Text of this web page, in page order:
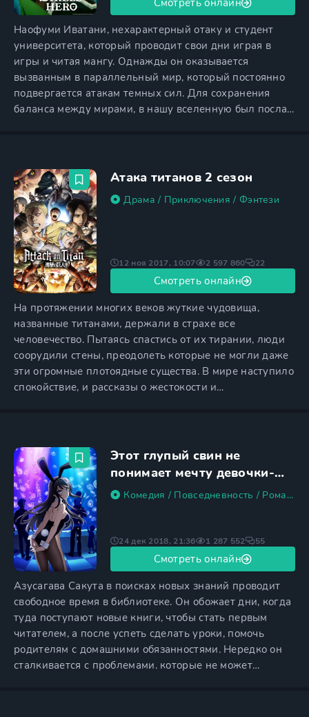
Наофуми Иватани, нехарактерный отаку и студент
университета, который проводит свои дни играя в
игры и читая мангу. Однажды он оказывается
вызванным в параллельный мир, который постоянно
подвергается атакам темных сил. Для сохранения
баланса между мирами, в нашу вселенную был послан
видами оружия: мечом, копьем, луком и щитом.
Наофуми один из четырех
Атака титанов 2 сезон
Драма / Приключения / Фэнтези
На протяжении многих веков жуткие чудовища,
названные титанами, держали в страхе все
человечество. Пытаясь спастись от их тирании, люди
соорудили стены, преодолеть которые не могли даже
эти огромные плотоядные существа. В мире наступило
спокойствие, и рассказы о жестокости и
они жили в постоянном страхе. Одному из гигантов
удается справиться с
12 ноя 2017, 10:07 2 597 860 22
Смотреть онлайн
Этот глупый свин не
понимает мечту девочки-
зайки
Комедия / Повседневность / Романтика
Азусагава Сакута в поисках новых знаний проводит
свободное время в библиотеке. Он обожает дни, когда
туда поступают новые книги, чтобы стать первым
читателем, а после успеть сделать уроки, помочь
родителям с домашними обязанностями. Нередко он
сталкивается с проблемами. которые не может
24 дек 2018, 21:36 1 287 552 55
Смотреть онлайн